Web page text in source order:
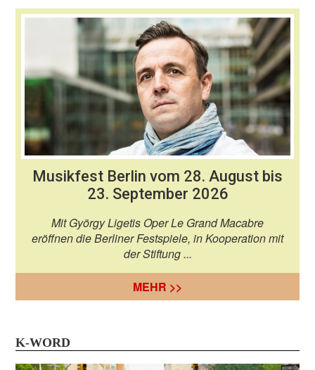
Musikfest Berlin vom 28. August bis
23. September 2026
Mit György Ligetis Oper Le Grand Macabre
eröffnen die Berliner Festspiele, in Kooperation mit
der Stiftung ...
MEHR >>
K-WORD